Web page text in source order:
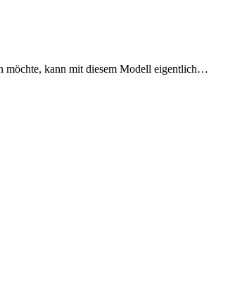
möchte, kann mit diesem Modell eigentlich…